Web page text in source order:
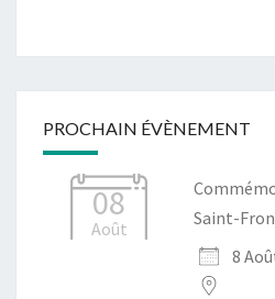
PROCHAIN ÉVÈNEMENT
08
Août
Saint-
8